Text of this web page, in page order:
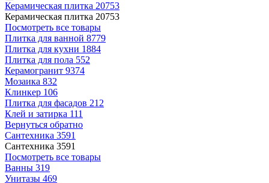
Керамическая плитка 20753
Керамическая плитка 20753
Посмотреть все товары
Плитка для ванной 8779
Плитка для кухни 1884
Плитка для пола 552
Керамогранит 9374
Мозаика 832
Клинкер 106
Плитка для фасадов 212
Клей и затирка 111
Вернуться обратно
Сантехника 3591
Сантехника 3591
Посмотреть все товары
Ванны 319
Унитазы 469